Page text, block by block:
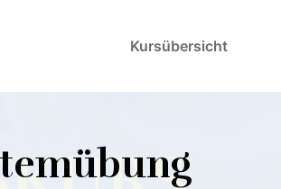
Kursübersicht